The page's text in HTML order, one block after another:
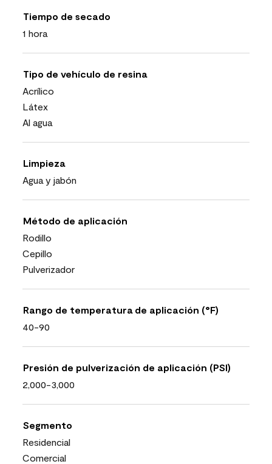
Tiempo de secado
1 hora
Tipo de vehículo de resina
Acrílico
Látex
Al agua
Limpieza
Agua y jabón
Método de aplicación
Rodillo
Cepillo
Pulverizador
Rango de temperatura de aplicación (°F)
40-90
Presión de pulverización de aplicación (PSI)
2,000-3,000
Segmento
Residencial
Comercial